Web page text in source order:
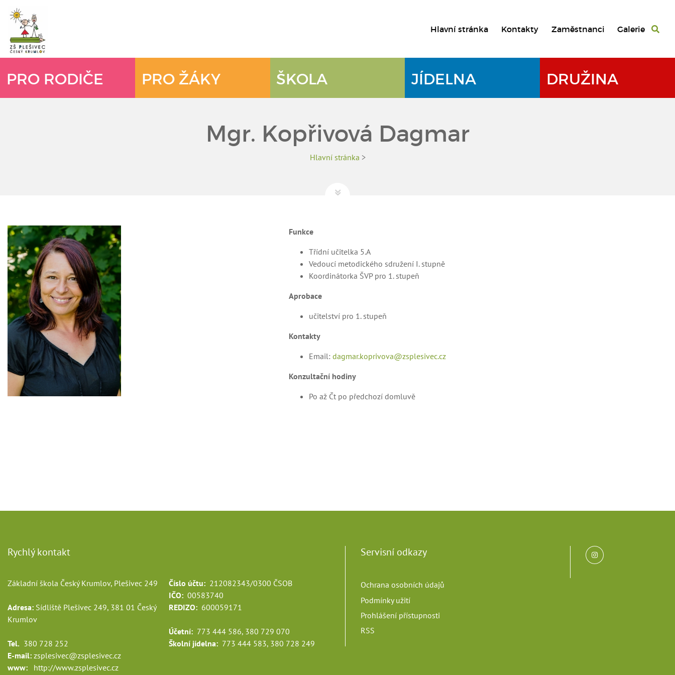
Hlavní stránka Kontakty Zaměstnanci Galerie
PRO RODIČE PRO ŽÁKY ŠKOLA JÍDELNA DRUŽINA
Mgr. Kopřivová Dagmar
Hlavní stránka >
Funkce
Třídní učitelka 5.A
Vedoucí metodického sdružení I. stupně
Koordinátorka ŠVP pro 1. stupeň
Aprobace
učitelství pro 1. stupeň
Kontakty
Email: dagmar.koprivova@zsplesivec.cz
Konzultační hodiny
Po až Čt po předchozí domluvě
Rychlý kontakt
Základní škola Český Krumlov, Plešivec 249
Adresa: Sídliště Plešivec 249, 381 01 Český
Krumlov
Tel. 380 728 252
E-mail: zsplesivec@zsplesivec.cz
www: http://www.zsplesivec.cz
Číslo účtu: 212082343/0300 ČSOB
IČO: 00583740
REDIZO: 600059171
Účetní: 773 444 586, 380 729 070
Školní jídelna: 773 444 583, 380 728 249
Servisní odkazy
Ochrana osobních údajů
Podmínky užití
Prohlášení přístupnosti
RSS